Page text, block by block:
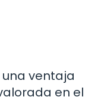
ventaja
en el